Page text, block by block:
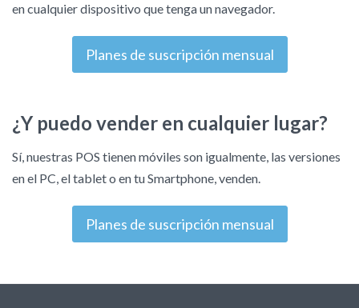
en cualquier dispositivo que tenga un navegador.
Planes de suscripción mensual
¿Y puedo vender en cualquier lugar?
Sí, nuestras POS tienen móviles son igualmente, las versiones
en el PC, el tablet o en tu Smartphone, venden.
Planes de suscripción mensual